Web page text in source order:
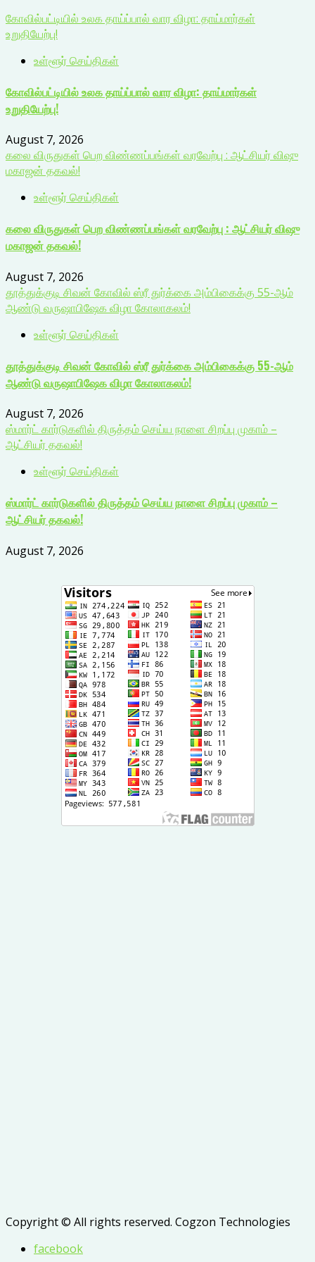
கோவில்பட்டியில் உலக தாய்ப்பால் வார விழா: தாய்மார்கள்
உறுதியேற்பு!
உள்ளூர் செய்திகள்
கோவில்பட்டியில் உலக தாய்ப்பால் வார விழா: தாய்மார்கள்
உறுதியேற்பு!
August 7, 2026
கலை விருதுகள் பெற விண்ணப்பங்கள் வரவேற்பு : ஆட்சியர் விஷு
மகாஜன் தகவல்!
உள்ளூர் செய்திகள்
கலை விருதுகள் பெற விண்ணப்பங்கள் வரவேற்பு : ஆட்சியர் விஷு
மகாஜன் தகவல்!
August 7, 2026
தூத்துக்குடி சிவன் கோவில் ஸ்ரீ துர்க்கை அம்பிகைக்கு 55-ஆம்
ஆண்டு வருஷாபிஷேக விழா கோலாகலம்!
உள்ளூர் செய்திகள்
தூத்துக்குடி சிவன் கோவில் ஸ்ரீ துர்க்கை அம்பிகைக்கு 55-ஆம்
ஆண்டு வருஷாபிஷேக விழா கோலாகலம்!
August 7, 2026
ஸ்மார்ட் கார்டுகளில் திருத்தம் செய்ய நாளை சிறப்பு முகாம் –
ஆட்சியர் தகவல்!
உள்ளூர் செய்திகள்
ஸ்மார்ட் கார்டுகளில் திருத்தம் செய்ய நாளை சிறப்பு முகாம் –
ஆட்சியர் தகவல்!
August 7, 2026
Copyright © All rights reserved. Cogzon Technologies
facebook